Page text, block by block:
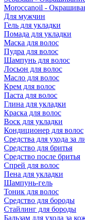
Moroccanoil -
Для мужчин
Гель для укладки
Помада для укладки
Маска для волос
Пудра для волос
Шампунь для волос
Лосьон для волос
Масло для волос
Крем для волос
Паста для волос
Глина для укладки
Краска для волос
Воск для укладки
Кондиционер для волос
Средства для ухода за
Средство для бритья
Средство после бритья
Спрей для волос
Пена для укладки
Шампунь-гель
Тоник для волос
Средство для бороды
Стайлинг для бороды
Бальзам для ухода за